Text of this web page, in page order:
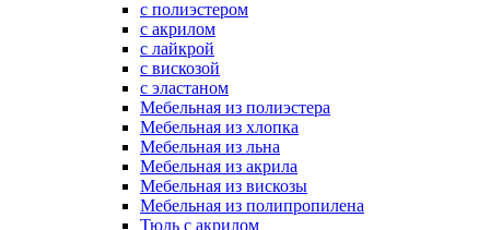
с полиэстером
с акрилом
с лайкрой
с вискозой
с эластаном
Мебельная из полиэстера
Мебельная из хлопка
Мебельная из льна
Мебельная из акрила
Мебельная из вискозы
Мебельная из полипропилена
Тюль с акрилом